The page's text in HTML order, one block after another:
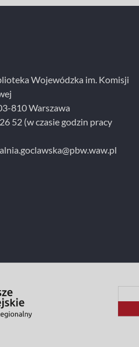
i
a
o
a
Wojewódzka im. Komisji
810 Warszawa
52 (w czasie godzin pracy